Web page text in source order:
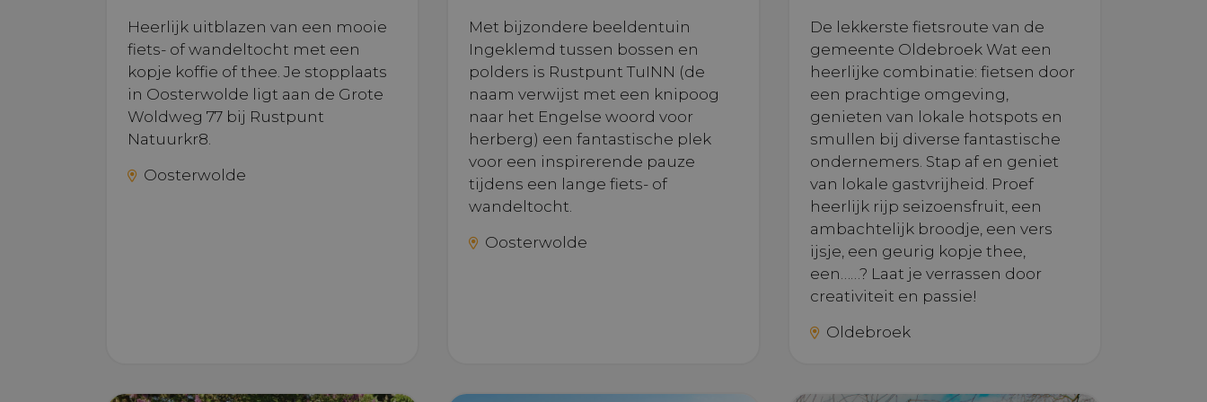
Heerlijk uitblazen van een mooie
fiets- of wandeltocht met een
kopje koffie of thee. Je stopplaats
in Oosterwolde ligt aan de Grote
Woldweg 77 bij Rustpunt
Natuurkr8.
Oosterwolde
Met bijzondere beeldentuin
Ingeklemd tussen bossen en
polders is Rustpunt TuINN (de
naam verwijst met een knipoog
naar het Engelse woord voor
herberg) een fantastische plek
voor een inspirerende pauze
tijdens een lange fiets- of
wandeltocht.
Oosterwolde
De lekkerste fietsroute van de
gemeente Oldebroek Wat een
heerlijke combinatie: fietsen door
een prachtige omgeving,
genieten van lokale hotspots en
smullen bij diverse fantastische
ondernemers. Stap af en geniet
van lokale gastvrijheid. Proef
heerlijk rijp seizoensfruit, een
ambachtelijk broodje, een vers
ijsje, een geurig kopje thee,
een……? Laat je verrassen door
creativiteit en passie!
Oldebroek
campagnegegevens te berekenen
voor de analyserapporten van de site.
VISITOR_PRIVACY_METADATA
.youtube.com
Deze cookie wordt gebruikt om de
toestemming van de gebruiker en
de site op te slaan. Het registreert
gegevens over de toestemming van
de bezoeker met betrekking tot
verschillende privacybeleid en
instellingen, zodat hun voorkeuren
worden gerespecteerd in toekomstige